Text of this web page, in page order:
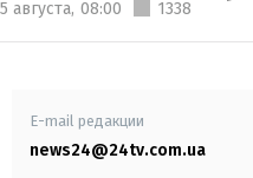
5 августа, 08:00 1338
E-mail редакции
news24@24tv.com.ua